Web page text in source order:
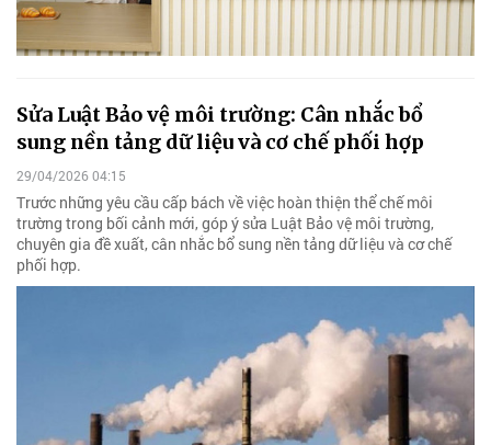
Sửa Luật Bảo vệ môi trường: Cân nhắc bổ
sung nền tảng dữ liệu và cơ chế phối hợp
29/04/2026 04:15
Trước những yêu cầu cấp bách về việc hoàn thiện thể chế môi
trường trong bối cảnh mới, góp ý sửa Luật Bảo vệ môi trường,
chuyên gia đề xuất, cân nhắc bổ sung nền tảng dữ liệu và cơ chế
phối hợp.